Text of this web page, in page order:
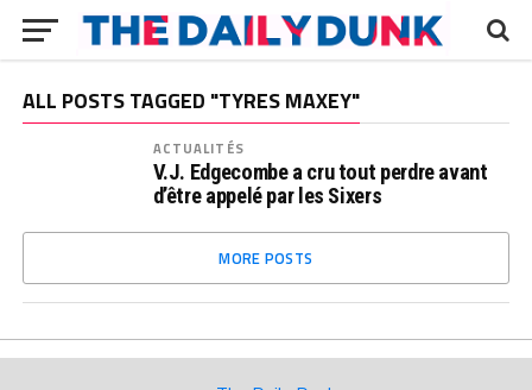
ALL POSTS TAGGED "TYRES MAXEY"
ACTUALITÉS
V.J. Edgecombe a cru tout perdre avant
d’être appelé par les Sixers
MORE POSTS